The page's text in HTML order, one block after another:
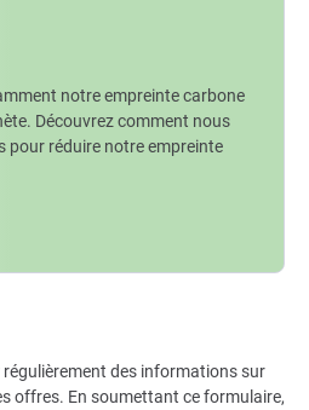
notre empreinte carbone
Découvrez comment nous
pour réduire notre empreinte
des informations sur
offres. En soumettant ce formulaire,